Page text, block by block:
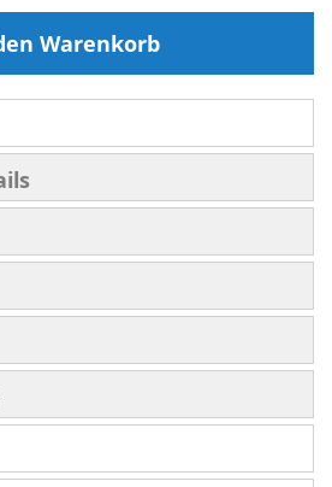
Warenkorb